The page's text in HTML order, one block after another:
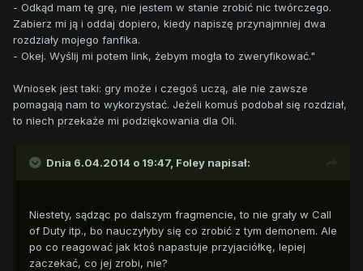
- Odkąd mam tę grę, nie jestem w stanie zrobić nic twórczego.
Zabierz mi ją i oddaj dopiero, kiedy napiszę przynajmniej dwa
rozdziały mojego fanfika.
- Okej. Wyślij mi potem link, żebym mogła to zweryfikować."
Wniosek jest taki: gry może i czegoś uczą, ale nie zawsze
pomagają nam to wykorzystać. Jeżeli komuś podobał się rozdział,
to niech przekaże mi podziękowania dla Oli.
Dnia 6.04.2014 o 19:47, Foley napisał:
Niestety, sądząc po dalszym fragmencie, to nie grały w Call
of Duty itp., bo nauczyłyby się co zrobić z tym demonem. Ale
po co reagować jak ktoś napastuje przyjaciółkę, lepiej
zaczekać, co jej zrobi, nie?